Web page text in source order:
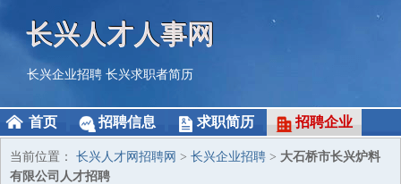
长兴人才人事网
长兴企业招聘 长兴求职者简历
首页 招聘信息 求职简历 招聘企业
当前位置： 长兴人才网招聘网 > 长兴企业招聘 > 大石桥市长兴炉料
有限公司人才招聘